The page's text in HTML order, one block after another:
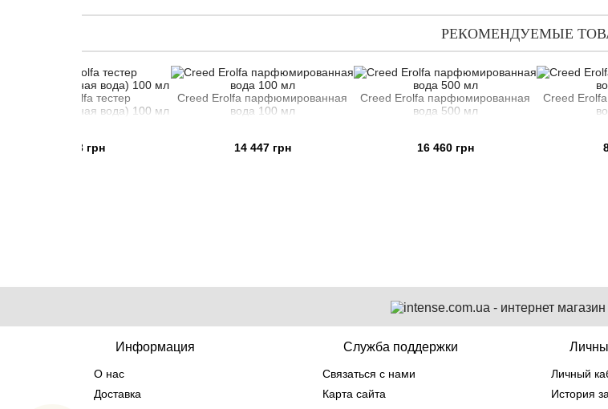
РЕКОМЕНДУЕМЫЕ
вода) 100 мл
Creed Erolfa парфюмированная
вода 100 мл
Creed Erolfa парфюмированная
Creed Erolfa
Информация
О нас
Доставка
Служба поддержки
Связаться с нами
Карта сайта
Личный
История